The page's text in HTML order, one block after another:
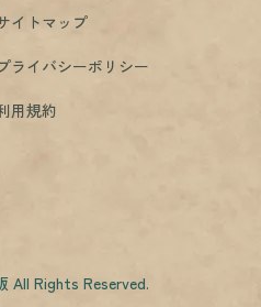
イトマップ
ライバシーポリシー
用規約
All Rights Reserved.